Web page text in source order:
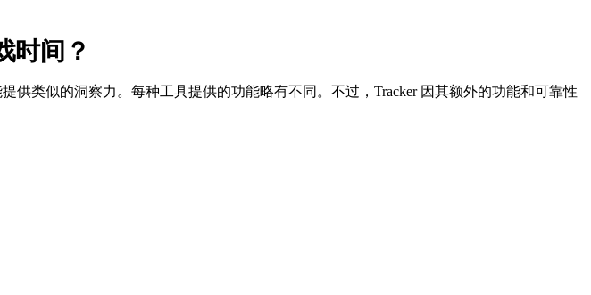
时间？
供类似的洞察力。每种工具提供的功能略有不同。不过，Tracker 因其额外的功能和可靠性